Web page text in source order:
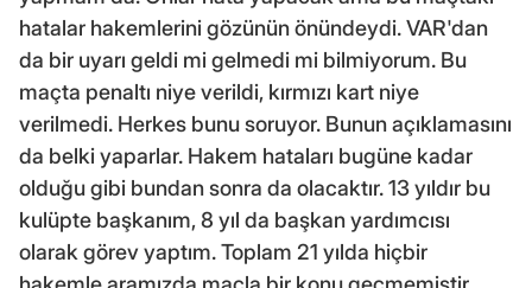
hatalar hakemlerini gözünün önündeydi. VAR'dan
da bir uyarı geldi mi gelmedi mi bilmiyorum. Bu
maçta penaltı niye verildi, kırmızı kart niye
verilmedi. Herkes bunu soruyor. Bunun açıklamasını
da belki yaparlar. Hakem hataları bugüne kadar
olduğu gibi bundan sonra da olacaktır. 13 yıldır bu
kulüpte başkanım, 8 yıl da başkan yardımcısı
olarak görev yaptım. Toplam 21 yılda hiçbir